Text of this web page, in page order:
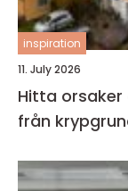
inspiration
11. July 2026
Hitta
från